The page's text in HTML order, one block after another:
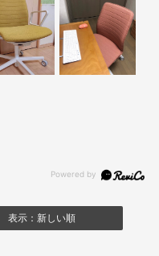
表示：新しい順